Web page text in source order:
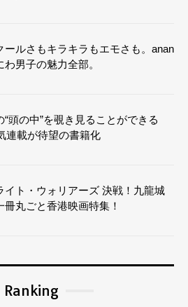
ールさもキラキラもエモさも。anan
わ男子の魅力全部。
“頭の中”を覗き見ることができる
連載が待望の書籍化
イト・ウォリアーズ 決戦！九龍城
冊丸ごと香港映画特集！
Ranking